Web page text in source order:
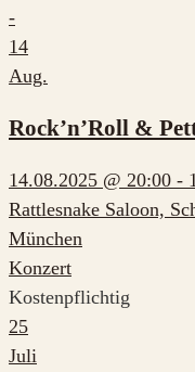
-
14
Aug.
Rock’n’Roll &
14.08.2025 @ 20:00 -
Rattlesnake Saloon,
München
Konzert
Kostenpflichtig
25
Juli